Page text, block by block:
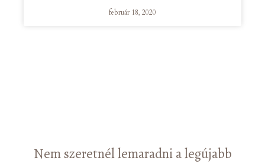
február 18, 2020
Nem szeretnél lemaradni a legújabb